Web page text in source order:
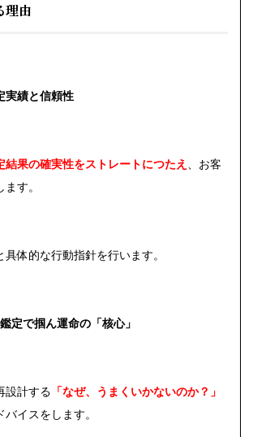
理由
実績と信頼性
結果の確実性をストレートにつたえ 、お客
す。
体的な行動指針を行います。
定で掴ん運命の「核心」
設計する 「なぜ、うまくいかないのか？」
バイスをします。